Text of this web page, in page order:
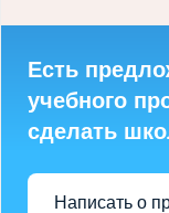
Есть
учебного
сделать
Написать о